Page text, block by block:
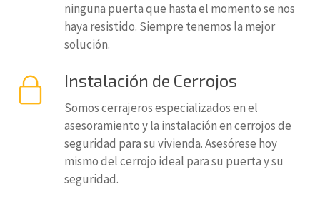
ninguna puerta que hasta el momento se nos
haya resistido. Siempre tenemos la mejor
solución.
Instalación de Cerrojos
Somos cerrajeros especializados en el
asesoramiento y la instalación en cerrojos de
seguridad para su vivienda. Asesórese hoy
mismo del cerrojo ideal para su puerta y su
seguridad.